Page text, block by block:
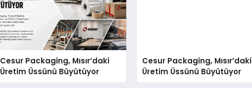
Cesur Packaging, Mısır’daki
Üretim Üssünü Büyütüyor
Cesur Packaging, Mısır’daki
Üretim Üssünü Büyütüyor